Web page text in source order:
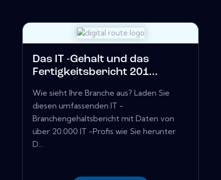
Das IT -Gehalt und das
Fertigkeitsbericht 201...
Wie sieht Ihre Branche aus? Laden Sie
diesen umfassenden IT -
Branchengehaltsbericht mit Daten von
über 20.000 IT -Profis wie Sie herunter.
D...